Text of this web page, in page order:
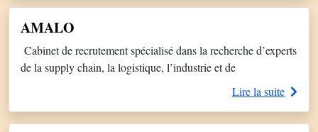
service à valeur ajoutée au plus haut niveau […]
AMALO
Cabinet de recrutement spécialisé dans la recherche d’experts
de la supply chain, la logistique, l’industrie et de
cabinet qui se soucie ses clients et de ses candidats. Contactez
Lire la suite